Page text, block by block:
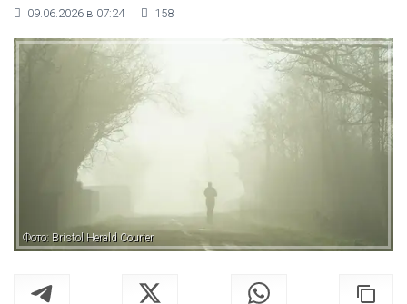
09.06.2026 в 07:24 158
Фото: Bristol Herald Courier